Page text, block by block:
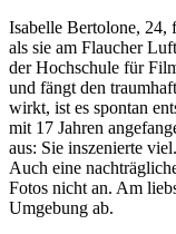
Isabelle Bertolone, 24,
als sie am Flaucher
der Hochschule für
und fängt den
wirkt, ist es spontan
mit 17 Jahren
aus: Sie inszenierte
Auch eine
Fotos nicht an. Am
Umgebung ab.